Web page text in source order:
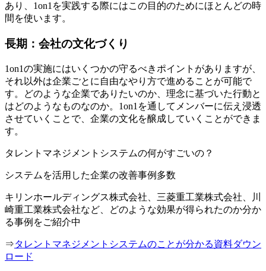
あり、1on1を実践する際にはこの目的のためにほとんどの時
間を使います。
長期：会社の文化づくり
1on1の実施にはいくつかの守るべきポイントがありますが、
それ以外は企業ごとに自由なやり方で進めることが可能で
す。どのような企業でありたいのか、理念に基づいた行動と
はどのようなものなのか。1on1を通してメンバーに伝え浸透
させていくことで、企業の文化を醸成していくことができま
す。
タレントマネジメントシステムの何がすごいの？
システムを活用した企業の改善事例多数
キリンホールディングス株式会社、三菱重工業株式会社、川
崎重工業株式会社など、どのような効果が得られたのか分か
る事例をご紹介中
⇒タレントマネジメントシステムのことが分かる資料ダウン
ロード